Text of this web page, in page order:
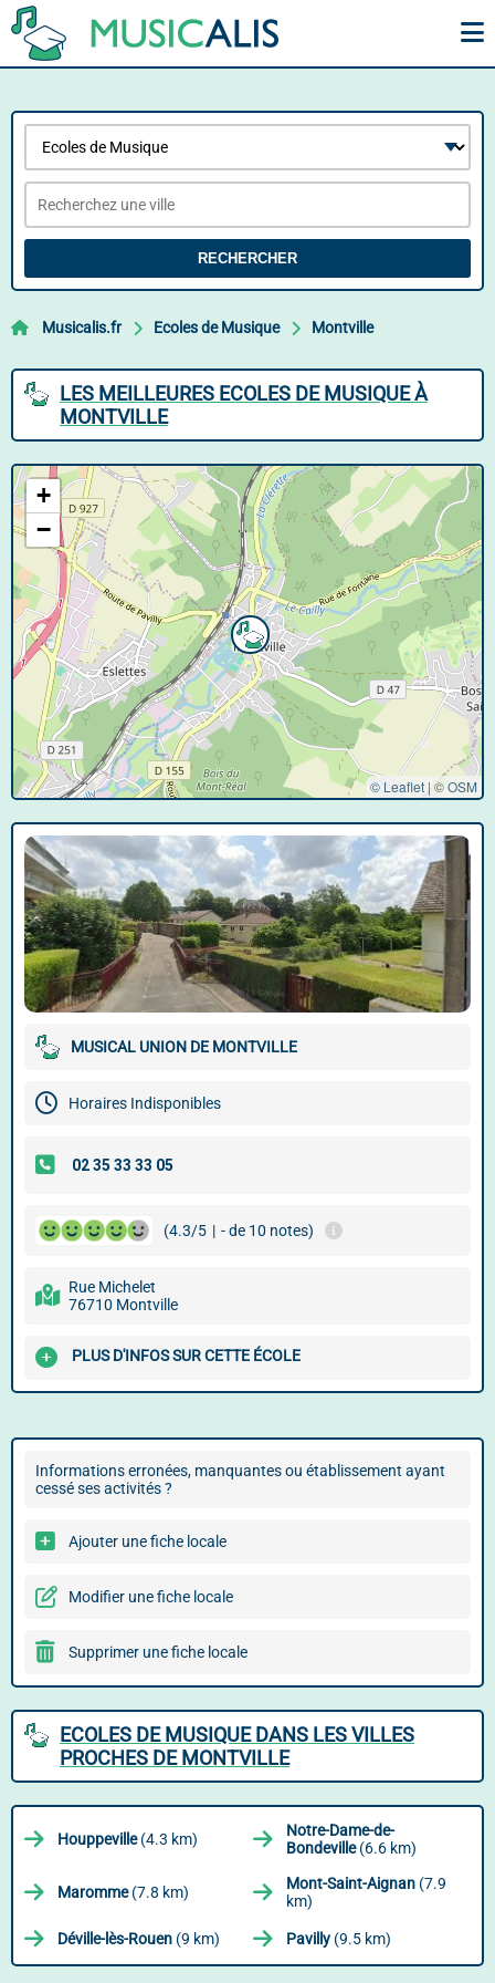
RECHERCHER
Musicalis.fr Ecoles de Musique Montville
LES MEILLEURES ECOLES DE MUSIQUE À
MONTVILLE
+
−
© Leaflet | ©OSM
MUSICAL UNION DE MONTVILLE
Horaires Indisponibles
(4.3/5 | - de 10 notes)
Rue Michelet
76710 Montville
PLUS D'INFOS SUR CETTE ÉCOLE
Informations erronées, manquantes ou établissement ayant
cessé ses activités ?
Ajouter une fiche locale
Modifier une fiche locale
Supprimer une fiche locale
ECOLES DE MUSIQUE DANS LES VILLES
PROCHES DE MONTVILLE
Houppeville(4.3 km)
Notre-Dame-de-
Bondeville(6.6 km)
Maromme(7.8 km) Mont-Saint-Aignan (7.9
km)
Déville-lès-Rouen (9 km) Pavilly (9.5 km)